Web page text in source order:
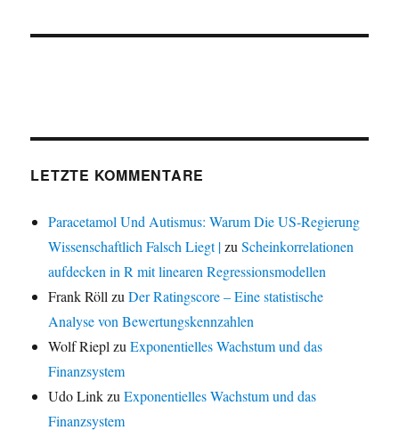
LETZTE KOMMENTARE
Paracetamol Und Autismus: Warum Die US-Regierung
Wissenschaftlich Falsch Liegt |zuScheinkorrelationen
aufdecken in R mit linearen Regressionsmodellen
Frank Röll zuDer Ratingscore – Eine statistische
Analyse von Bewertungskennzahlen
Wolf Riepl zuExponentielles Wachstum und das
Finanzsystem
Udo LinkzuExponentielles Wachstum und das
Finanzsystem